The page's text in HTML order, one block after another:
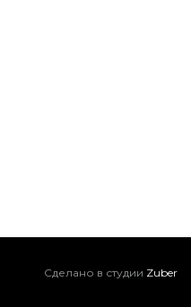
Сделано в студии Zuber